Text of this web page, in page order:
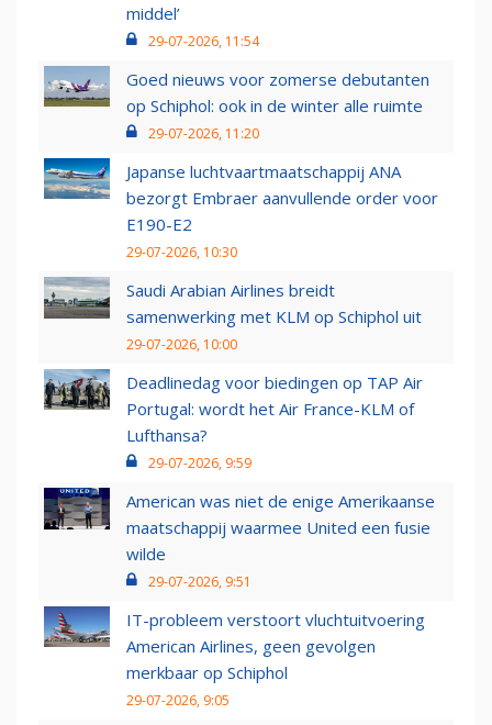
middel’
29-07-2026, 11:54
Goed nieuws voor zomerse debutanten
op Schiphol: ook in de winter alle ruimte
29-07-2026, 11:20
Japanse luchtvaartmaatschappij ANA
bezorgt Embraer aanvullende order voor
E190-E2
29-07-2026, 10:30
Saudi Arabian Airlines breidt
samenwerking met KLM op Schiphol uit
29-07-2026, 10:00
Deadlinedag voor biedingen op TAP Air
Portugal: wordt het Air France-KLM of
Lufthansa?
29-07-2026, 9:59
American was niet de enige Amerikaanse
maatschappij waarmee United een fusie
wilde
29-07-2026, 9:51
IT-probleem verstoort vluchtuitvoering
American Airlines, geen gevolgen
merkbaar op Schiphol
29-07-2026, 9:05